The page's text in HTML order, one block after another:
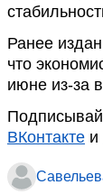
Ранее
что
июне из-за
ВКонтакте и